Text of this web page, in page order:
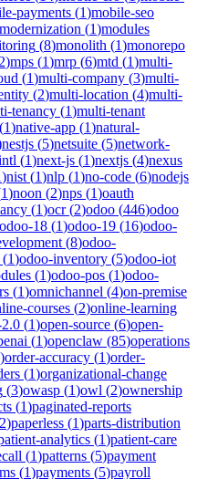
payments (1)mobile-seo
modernization (1)modules
(8)monolith (1)monorepo
2)mps (1)mrp (6)mtd (1)multi-
(1)multi-company (3)multi-
(2)multi-location (4)multi-
tenancy (1)multi-tenant
(1)native-app (1)natural-
nestjs (5)netsuite (5)network-
(1)next-js (1)nextjs (4)nexus
)nist (1)nlp (1)no-code (6)nodejs
1)noon (2)nps (1)oauth
(1)ocr(2)odoo (446)odoo
odoo-18 (1)odoo-19 (16)odoo-
(8)odoo-
(1)odoo-inventory (5)odoo-iot
(1)odoo-pos (1)odoo-
(1)omnichannel (4)on-premise
courses (2)online-learning
(1)open-source (6)open-
(1)openclaw (85)operations
)order-accuracy (1)order-
(1)organizational-change
(3)owasp (1)owl (2)ownership
(1)paginated-reports
2)paperless (1)parts-distribution
analytics (1)patient-care
(1)patterns (5)payment
(1)payments (5)payroll